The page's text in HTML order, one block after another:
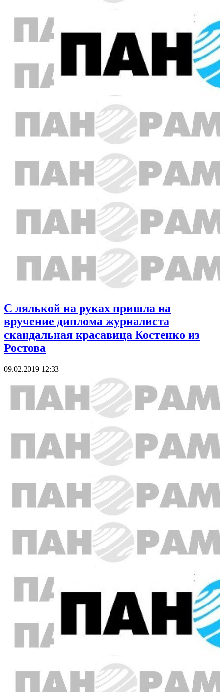
С лялькой на руках пришла на
вручение диплома журналиста
скандальная красавица Костенко из
Ростова
09.02.2019 12:33